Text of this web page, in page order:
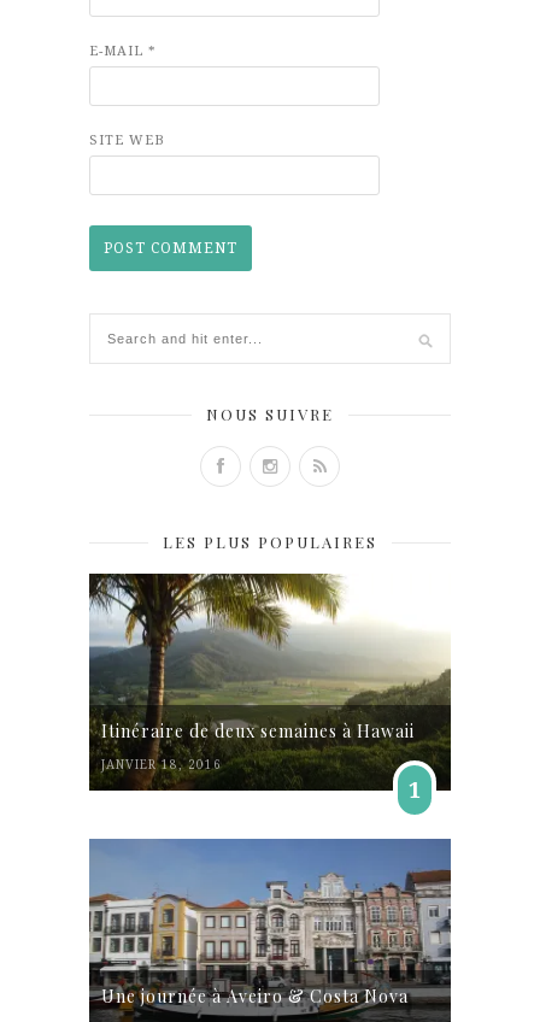
E-MAIL *
SITE WEB
NOUS SUIVRE
LES PLUS POPULAIRES
Itinéraire de deux semaines à Hawaii
JANVIER 18, 2016
1
Une journée à Aveiro & Costa Nova